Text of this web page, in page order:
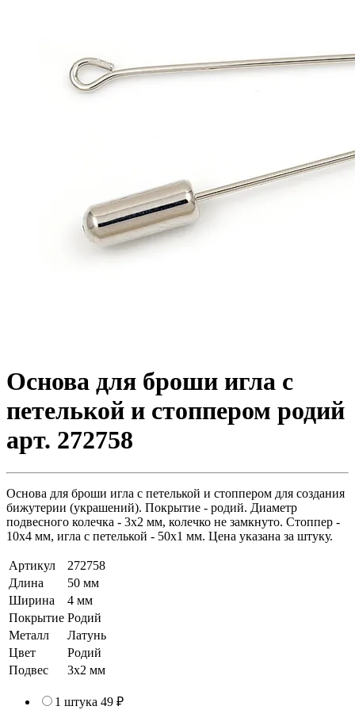
Основа для броши игла с
петелькой и стоппером родий
арт. 272758
Основа для броши игла с петелькой и стоппером для создания
бижутерии (украшений). Покрытие - родий. Диаметр
подвесного колечка - 3х2 мм, колечко не замкнуто. Стоппер -
10х4 мм, игла с петелькой - 50х1 мм. Цена указана за штуку.
Артикул
272758
Длина
50 мм
Ширина
4 мм
Покрытие Родий
Металл
Латунь
Цвет
Родий
Подвес
3х2 мм
1 штука 49 ₽